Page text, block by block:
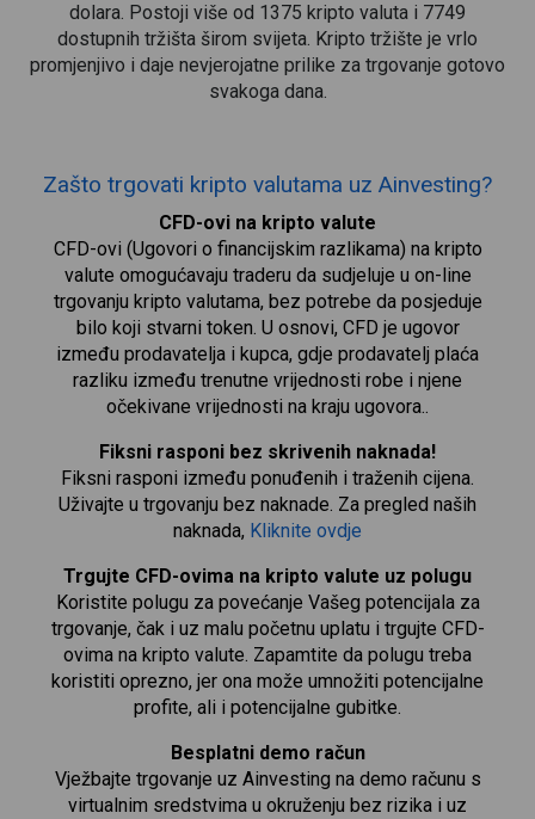
dolara. Postoji više od 1375 kripto valuta i 7749
dostupnih tržišta širom svijeta. Kripto tržište je vrlo
promjenjivo i daje nevjerojatne prilike za trgovanje gotovo
svakoga dana.
Zašto trgovati kripto valutama uz Ainvesting?
CFD-ovi na kripto valute
CFD-ovi (Ugovori o financijskim razlikama) na kripto
valute omogućavaju traderu da sudjeluje u on-line
trgovanju kripto valutama, bez potrebe da posjeduje
bilo koji stvarni token. U osnovi, CFD je ugovor
između prodavatelja i kupca, gdje prodavatelj plaća
razliku između trenutne vrijednosti robe i njene
očekivane vrijednosti na kraju ugovora..
Fiksni rasponi bez skrivenih naknada!
Fiksni rasponi između ponuđenih i traženih cijena.
Uživajte u trgovanju bez naknade. Za pregled naših
naknada, Kliknite ovdje
Trgujte CFD-ovima na kripto valute uz polugu
Koristite polugu za povećanje Vašeg potencijala za
trgovanje, čak i uz malu početnu uplatu i trgujte CFD-
ovima na kripto valute. Zapamtite da polugu treba
koristiti oprezno, jer ona može umnožiti potencijalne
profite, ali i potencijalne gubitke.
Besplatni demo račun
Vježbajte trgovanje uz Ainvesting na demo računu s
virtualnim sredstvima u okruženju bez rizika i uz